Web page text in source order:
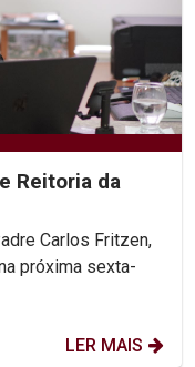
Reitoria da
Carlos Fritzen,
próxima sexta-
LER MAIS